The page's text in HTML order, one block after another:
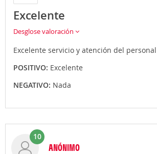
Excelente
Desglose valoración
Excelente servicio y atención del
POSITIVO: Excelente
NEGATIVO: Nada
10
ANÓNIMO